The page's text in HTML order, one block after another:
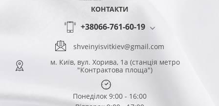
КОНТАКТИ
+38066-761-60-19
shveinyisvitkiev@gmail.com
м. Київ, вул. Хорива, 1а (станція метро
"Контрактова площа")
Понеділок 9:00 - 16:00